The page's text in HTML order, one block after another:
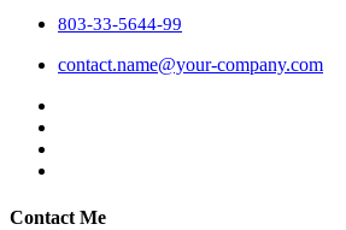
803-33-5644-99
contact.name@your-company.com
Contact Me